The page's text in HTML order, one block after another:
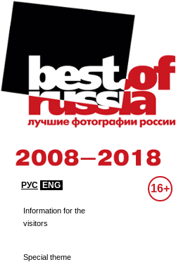
РУС ENG 16+
Information for the
visitors
Special theme